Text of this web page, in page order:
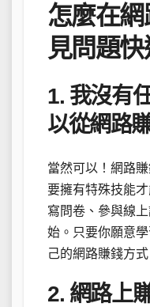
怎麼在
見問題
1. 我沒有
以從網路
當然可以！網路
要擁有特殊技能
寫問卷、參與線
始。只要你願意
己的網路賺錢方式
2. 網路上